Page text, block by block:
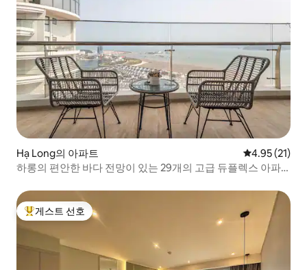
Hạ Long의 아파트 평점 4.95점
4.95 (21)
하롱의 편안한 바다 전망이 있는 29개의 고급 듀플렉스 아파
상위 게스트 선호
게스트 선호